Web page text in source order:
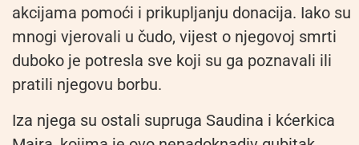
akcijama pomoći i prikupljanju donacija. Iako su
mnogi vjerovali u čudo, vijest o njegovoj smrti
duboko je potresla sve koji su ga poznavali ili
pratili njegovu borbu.
Iza njega su ostali supruga Saudina i kćerkica